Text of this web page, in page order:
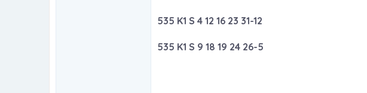
535 K1 S 4 12 16 23 31-12
535 K1 S 9 18 19 24 26-5